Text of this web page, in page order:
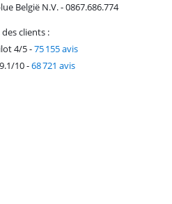
België N.V. - 0867.686.774
des clients :
4/5-75 155 avis
10-68 721 avis